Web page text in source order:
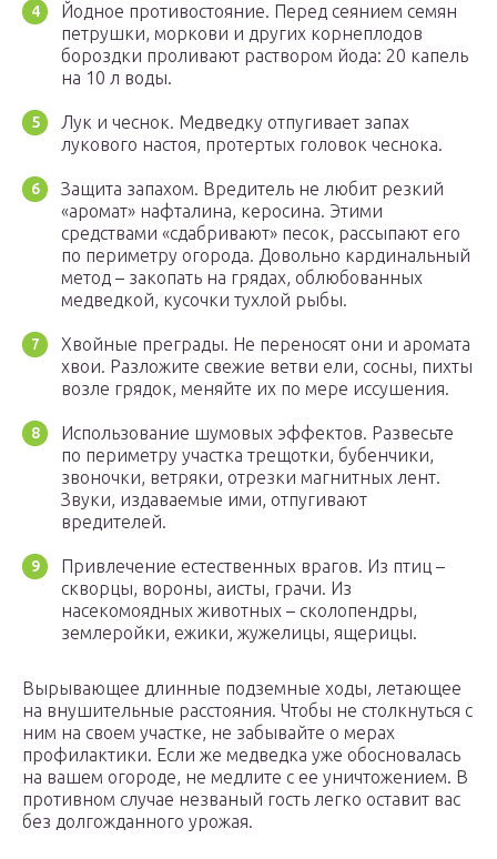
Йодное противостояние. Перед сеянием семян
петрушки, моркови и других корнеплодов
бороздки проливают раствором йода: 20 капель
на 10 л воды.
Лук и чеснок. Медведку отпугивает запах
лукового настоя, протертых головок чеснока.
Защита запахом. Вредитель не любит резкий
«аромат» нафталина, керосина. Этими
средствами «сдабривают» песок, рассыпают его
по периметру огорода. Довольно кардинальный
метод – закопать на грядах, облюбованных
медведкой, кусочки тухлой рыбы.
Хвойные преграды. Не переносят они и аромата
хвои. Разложите свежие ветви ели, сосны, пихты
возле грядок, меняйте их по мере иссушения.
Использование шумовых эффектов. Развесьте
по периметру участка трещотки, бубенчики,
звоночки, ветряки, отрезки магнитных лент.
Звуки, издаваемые ими, отпугивают
вредителей.
Привлечение естественных врагов. Из птиц –
скворцы, вороны, аисты, грачи. Из
насекомоядных животных – сколопендры,
землеройки, ежики, жужелицы, ящерицы.
Вырывающее длинные подземные ходы, летающее
на внушительные расстояния. Чтобы не столкнуться с
ним на своем участке, не забывайте о мерах
профилактики. Если же медведка уже обосновалась
на вашем огороде, не медлите с ее уничтожением. В
противном случае незваный гость легко оставит вас
без долгожданного урожая.